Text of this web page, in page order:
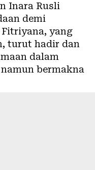
Inara Rusli
demi
yang
turut hadir dan
dalam
bermakna